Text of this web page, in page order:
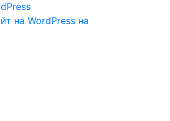
на WordPress на